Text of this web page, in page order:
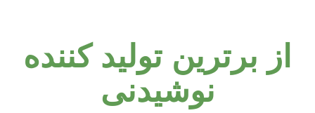
از برترین تولید کننده
نوشیدنی